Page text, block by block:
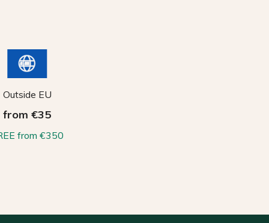
Outside EU
from €35
from €350